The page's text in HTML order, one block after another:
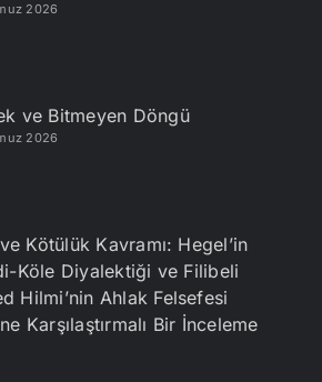
2026
ve Bitmeyen Döngü
2026
Kötülük Kavramı: Hegel’in
Köle Diyalektiği ve Filibeli
Hilmi’nin Ahlak Felsefesi
Karşılaştırmalı Bir İnceleme